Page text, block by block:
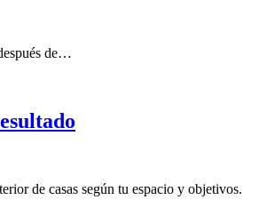
de…
de casas según tu espacio y objetivos.